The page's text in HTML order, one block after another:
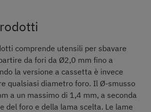
comprende utensili per sbavare
da fori da Ø2,0 mm fino a
la versione a cassetta è invece
qualsiasi diametro foro. Il Ø-smusso
a un massimo di 1,4 mm, a seconda
del foro e della lama scelta. Le lame